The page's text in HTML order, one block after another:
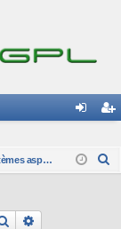
ne cri
Systèmes aspirés
Rechercher